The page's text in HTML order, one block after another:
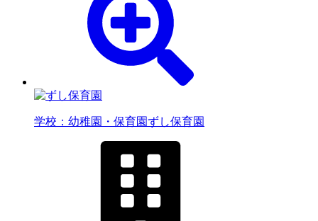
学校：幼稚園・保育園ずし保育園